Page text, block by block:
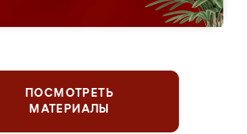
ПОСМОТРЕТЬ
МАТЕРИАЛЫ